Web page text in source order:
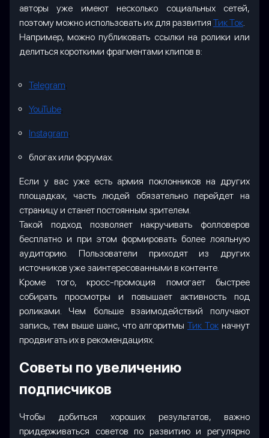
авторы уже имеют несколько социальных сетей,
поэтому можно использовать их для развития Тик Ток.
Например, можно публиковать ссылки на ролики или
делиться короткими фрагментами клипов в:
Telegram;
YouTube;
Instagram;
блогах или форумах.
Если у вас уже есть армия поклонников на других
площадках, часть людей обязательно перейдет на
страницу и станет постоянным зрителем.
Такой подход позволяет накручивать фолловеров
бесплатно и при этом формировать более лояльную
аудиторию. Пользователи приходят из других
источников уже заинтересованными в контенте.
Кроме того, кросс-промоция помогает быстрее
собирать просмотры и повышает активность под
роликами. Чем больше взаимодействий получают
запись, тем выше шанс, что алгоритмы Тик Ток начнут
продвигать их в рекомендациях.
Советы по увеличению
подписчиков
Чтобы добиться хороших результатов, важно
придерживаться советов по развитию и регулярно